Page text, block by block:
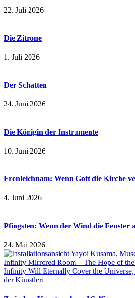
22. Juli 2026
Die Zitrone
1. Juli 2026
Der Schatten
24. Juni 2026
Die Königin der Instrumente
10. Juni 2026
Fronleichnam: Wenn Gott die Kirche
4. Juni 2026
Pfingsten: Wenn der Wind die Fenster
24. Mai 2026